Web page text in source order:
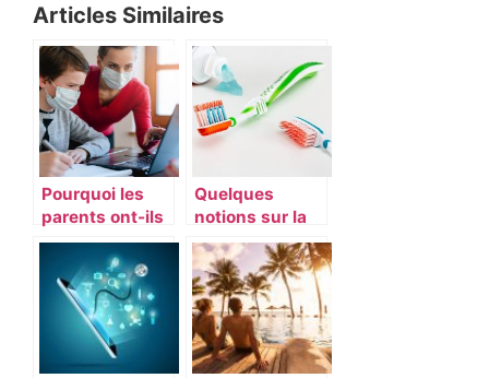
Articles Similaires
Pourquoi les
parents ont-ils
besoin
d’éducation ?
Quelques
notions sur la
parodontologie